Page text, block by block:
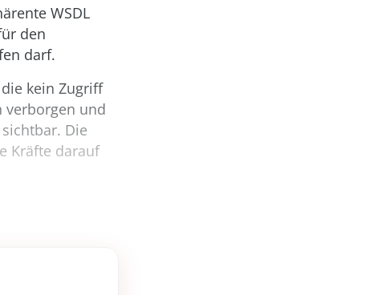
WSDL
den
darf.
kein Zugriff
verborgen und
Die
Kräfte darauf